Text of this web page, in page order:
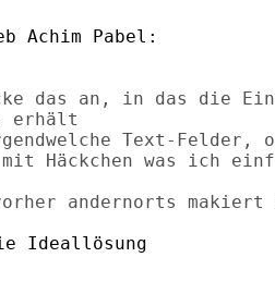
Achim Pabel:
das an, in das die
erhält
Text-Felder,
Häckchen was ich
Ideallösung